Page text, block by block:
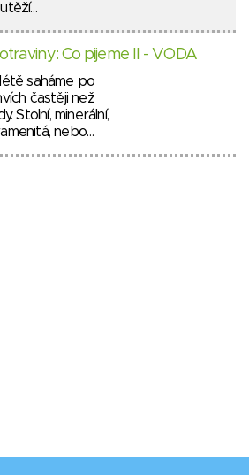
Co pijeme II - VODA
saháme po
častěji než
Stolní, minerální,
nebo…